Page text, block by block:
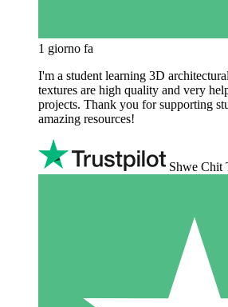
1 giorno fa
I'm a student learning 3D
textures are high quality and very
projects. Thank you for supporting
amazing resources!
Shwe Chit